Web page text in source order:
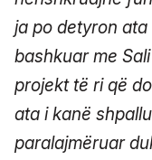
ja po detyron
bashkuar me
projekt të ri që
ata i kanë
paralajmëruar